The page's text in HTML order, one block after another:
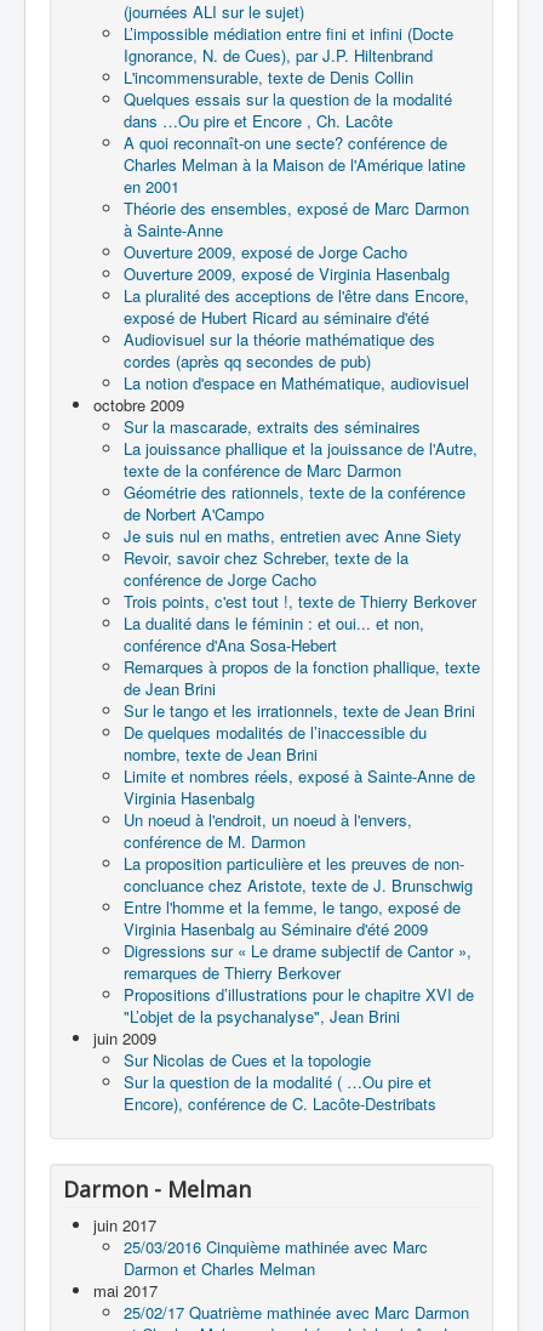
(journées ALI sur le sujet)
L’impossible médiation entre fini et infini (Docte
Ignorance, N. de Cues), par J.P. Hiltenbrand
L'incommensurable, texte de Denis Collin
Quelques essais sur la question de la modalité
dans …Ou pire et Encore , Ch. Lacôte
A quoi reconnaît-on une secte? conférence de
Charles Melman à la Maison de l'Amérique latine
en 2001
Théorie des ensembles, exposé de Marc Darmon
à Sainte-Anne
Ouverture 2009, exposé de Jorge Cacho
Ouverture 2009, exposé de Virginia Hasenbalg
La pluralité des acceptions de l'être dans Encore,
exposé de Hubert Ricard au séminaire d'été
Audiovisuel sur la théorie mathématique des
cordes (après qq secondes de pub)
La notion d'espace en Mathématique, audiovisuel
octobre 2009
Sur la mascarade, extraits des séminaires
La jouissance phallique et la jouissance de l'Autre,
texte de la conférence de Marc Darmon
Géométrie des rationnels, texte de la conférence
de Norbert A'Campo
Je suis nul en maths, entretien avec Anne Siety
Revoir, savoir chez Schreber, texte de la
conférence de Jorge Cacho
Trois points, c'est tout !, texte de Thierry Berkover
La dualité dans le féminin : et oui... et non,
conférence d'Ana Sosa-Hebert
Remarques à propos de la fonction phallique, texte
de Jean Brini
Sur le tango et les irrationnels, texte de Jean Brini
De quelques modalités de l’inaccessible du
nombre, texte de Jean Brini
Limite et nombres réels, exposé à Sainte-Anne de
Virginia Hasenbalg
Un noeud à l'endroit, un noeud à l'envers,
conférence de M. Darmon
La proposition particulière et les preuves de non-
concluance chez Aristote, texte de J. Brunschwig
Entre l'homme et la femme, le tango, exposé de
Virginia Hasenbalg au Séminaire d'été 2009
Digressions sur « Le drame subjectif de Cantor »,
remarques de Thierry Berkover
Propositions d’illustrations pour le chapitre XVI de
"L’objet de la psychanalyse", Jean Brini
juin 2009
Sur Nicolas de Cues et la topologie
Sur la question de la modalité ( …Ou pire et
Encore), conférence de C. Lacôte-Destribats
Darmon - Melman
juin 2017
25/03/2016 Cinquième mathinée avec Marc
Darmon et Charles Melman
mai 2017
25/02/17 Quatrième mathinée avec Marc Darmon